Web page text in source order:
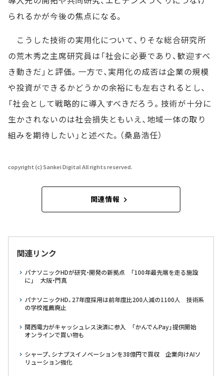
られるかが今後の焦点になる。
こうした技術の実用化について、りそな総合研究所
の荒木秀之主席研究員は「社会に必要であり、歓迎すべ
き動きだ」と評価。一方で、実用化の成否は企業の規模
や投資ができるかどうかの余裕にも左右されるとし、
「社会として戦略的に導入すべきだろう。技術が十分に
生かされないのは社会損失ともいえ、地域一体の取り
組みを期待したい」と述べた。（桑島浩任）
copyright (c) Sankei Digital All rights reserved.
関連情報
関連リンク
パナソニックHDが研究・開発の新拠点 「100年最先端を走る施設
に」 大阪・門真
パナソニックHD、27年度採用は前年度比200人減の1100人 技術系
の学校推薦廃止
関西電力がキャッシュレス決済に参入 「かんでんPay」提供開始
オンラインで買い物も
シャープ、シナプスイノベーションを38億円で買収 企業向けAIソ
リューション強化